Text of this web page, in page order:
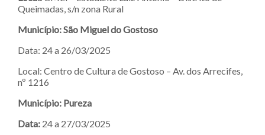
Queimadas, s/n zona Rural
Município: São Miguel do Gostoso
Data: 24 a 26/03/2025
Local: Centro de Cultura de Gostoso – Av. dos Arrecifes,
nº 1216
Município: Pureza
Data: 24 a 27/03/2025